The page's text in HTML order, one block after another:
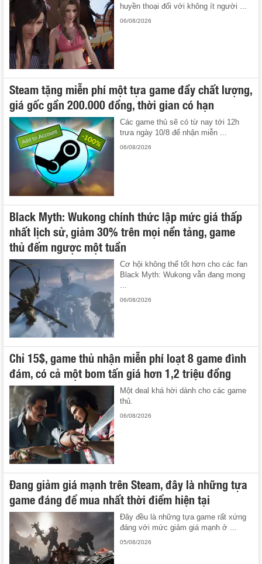
huyền thoại đối với không ít người ...
06/08/2026
Steam tặng miễn phí một tựa game đầy chất lượng,
giá gốc gần 200.000 đồng, thời gian có hạn
Các game thủ sẽ có từ nay tới 12h
trưa ngày 10/8 để nhận miễn ...
06/08/2026
Black Myth: Wukong chính thức lập mức giá thấp
nhất lịch sử, giảm 30% trên mọi nền tảng, game
thủ đếm ngược một tuần
Cơ hội không thể tốt hơn cho các fan
Black Myth: Wukong vẫn đang mong
06/08/2026
Chỉ 15$, game thủ nhận miễn phí loạt 8 game đình
đám, có cả một bom tấn giá hơn 1,2 triệu đồng
Một deal khá hời dành cho các game
thủ.
06/08/2026
Đang giảm giá mạnh trên Steam, đây là những tựa
game đáng để mua nhất thời điểm hiện tại
Đây đều là những tựa game rất xứng
đáng với mức giảm giá mạnh ở ...
05/08/2026